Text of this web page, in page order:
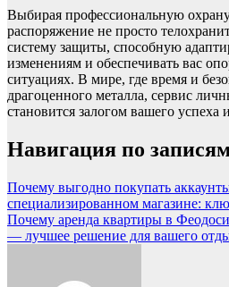
Выбирая профессиональную
распоряжение не просто
систему защиты, способную
изменениям и обеспечивать вас
ситуациях. В мире, где время и
драгоценного металла, сервис
становится залогом вашего успеха
Навигация по
Почему выгодно покупать
специализированном магазине:
Почему аренда квартиры в
— лучшее решение для вашего